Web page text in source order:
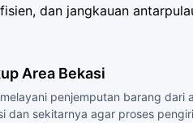
dan jangkauan
Area Bekasi
penjemputan barang dari
dan sekitarnya agar proses